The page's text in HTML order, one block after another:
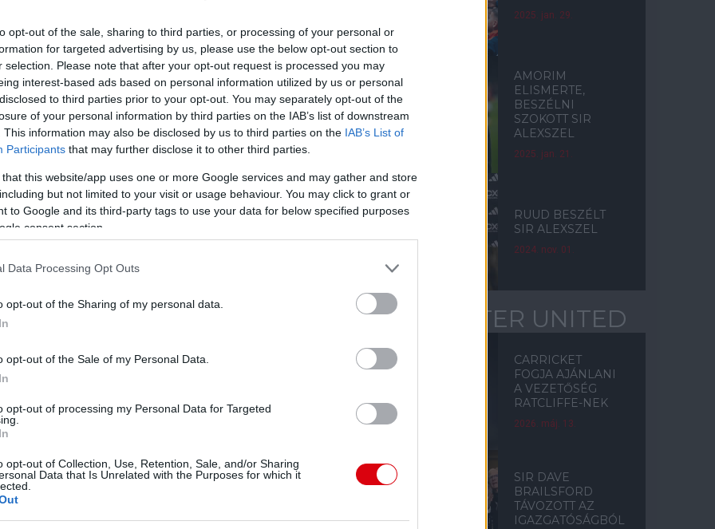
opt-out of the sale, sharing to third parties, or processing of your personal or
for targeted advertising by us, please use the below opt-out section to
selection. Please note that after your opt-out request is processed you may
interest-based ads based on personal information utilized by us or personal
to third parties prior to your opt-out. You may separately opt-out of the
of your personal information by third parties on the IAB’s list of downstream
This information may also be disclosed by us to third parties on the IAB’s List of
Participants that may further disclose it to other third parties.
that this website/app uses one or more Google services and may gather and store
but not limited to your visit or usage behaviour. You may click to grant or
to Google and its third-party tags to use your data for below specified purposes
consent section.
Data Processing Opt Outs
opt-out of the Sharing of my personal data.
opt-out of the Sale of my Personal Data.
opt-out of processing my Personal Data for Targeted
opt-out of Collection, Use, Retention, Sale, and/or Sharing
Data that Is Unrelated with the Purposes for which it
egy fiatal Bryan Robsont vagy Roy Keane-t, mi
mondtunk le arról a lehetõségrõl, hogy javítsunk a
eltart egy ideig, de továbbra is bízik a
egy bizonyos idõ, amíg valaki a tartalékból vagy
- magyarázta a menedzser.
és a Watfordnál. Ezektõl a kölcsönöktõl érettebbé
ésiOS-re
működését!
2025. jan. 29.
AMORIM
ELISMERTE,
BESZÉLNI
SZOKOTT SIR
ALEXSZEL
2025. jan. 21.
RUUD BESZÉLT
SIR ALEXSZEL
2024. nov. 01.
MANCHESTER UNITED
CARRICKET
FOGJA AJÁNLANI
A VEZETŐSÉG
RATCLIFFE-NEK
2026. máj. 13.
SIR DAVE
BRAILSFORD
TÁVOZOTT AZ
IGAZGATÓSÁGBÓL